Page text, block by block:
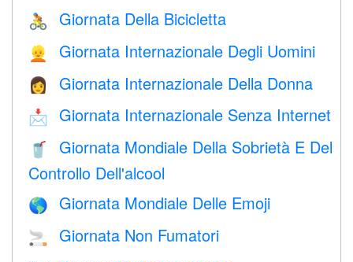
🚴 Giornata Della Bicicletta
👱 Giornata Internazionale Degli Uomini
👩 Giornata Internazionale Della Donna
📩 Giornata Internazionale Senza Internet
🥤
Giornata Mondiale Della Sobrietà E Del
Controllo Dell'alcool
🌎 Giornata Mondiale Delle Emoji
🚬 Giornata Non Fumatori